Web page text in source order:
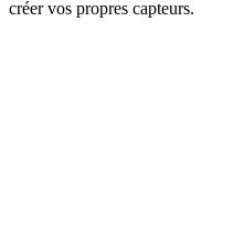
créer vos propres capteurs.